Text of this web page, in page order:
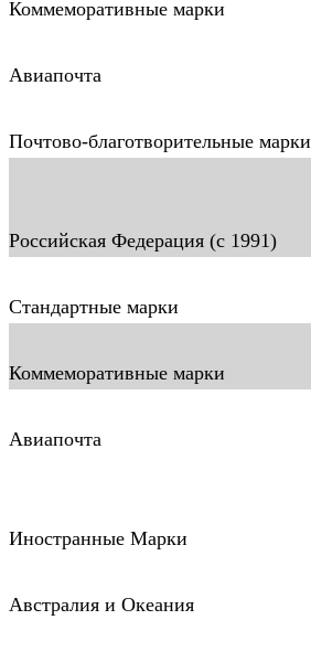
Коммеморативные марки
Авиапочта
Почтово-благотворительные марки
Российская Федерация (c 1991)
Стандартные марки
Коммеморативные марки
Авиапочта
Иностранные Марки
Австралия и Океания